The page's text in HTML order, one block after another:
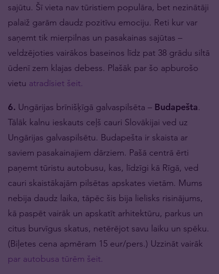
sajūtu. Šī vieta nav tūristiem populāra, bet nezinātāji
palaiž garām daudz pozitīvu emociju. Reti kur var
saņemt tik mierpilnas un pasakainas sajūtas –
veldzējoties vairākos baseinos līdz pat 38 grādu siltā
ūdenī zem klajas debess. Plašāk par šo apburošo
vietu atradīsiet šeit.
6. Ungārijas brīnišķīgā galvaspilsēta – Budapešta.
Tālāk kalnu ieskauts ceļš cauri Slovākijai ved uz
Ungārijas galvaspilsētu. Budapešta ir skaista ar
saviem pasakainajiem dārziem. Pašā centrā ērti
paņemt tūristu autobusu, kas, līdzīgi kā Rīgā, ved
cauri skaistākajām pilsētas apskates vietām. Mums
nebija daudz laika, tāpēc šis bija lielisks risinājums,
kā paspēt vairāk un apskatīt arhitektūru, parkus un
citus burvīgus skatus, netērējot savu laiku un spēku.
(Biļetes cena apmēram 15 eur/pers.) Uzzināt vairāk
par autobusa tūrēm šeit.